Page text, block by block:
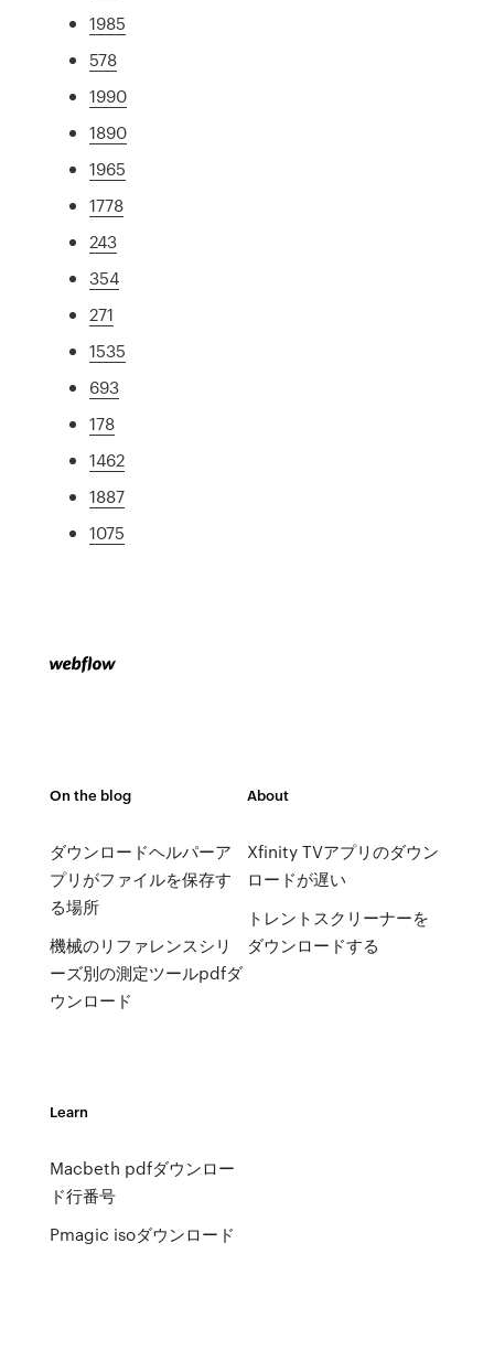
1985
578
1990
1890
1965
1778
243
354
271
1535
693
178
1462
1887
1075
On the blog
ダウンロードヘルパーア
プリがファイルを保存す
る場所
機械のリファレンスシリ
ーズ別の測定ツールpdfダ
ウンロード
About
Xfinity TVアプリのダウン
ロードが遅い
トレントスクリーナーを
ダウンロードする
Learn
Macbeth pdfダウンロー
ド行番号
Pmagic isoダウンロード